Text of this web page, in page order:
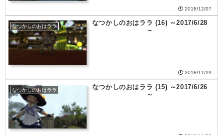
2018/12/07
なつかしのおはララ
なつかしのおはララ (16) ～2017/6/28
～
2018/11/29
なつかしのおはララ
なつかしのおはララ (15) ～2017/6/26
～